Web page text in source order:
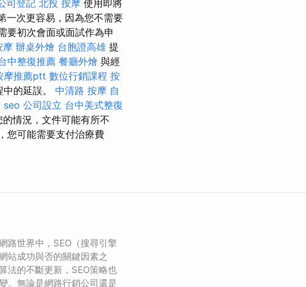
司登記 北投 按摩 使用即將
一次更容易，因為您不需要
要初次會面或面試作為申
摩 辦桌外燴 台胞證高雄 提
中整復推薦 餐廳外燴 與經
摩推薦ptt 數位行銷課程 按
的延誤。 中清路 按摩 自
seo 公司設立 台中美式整復
的情況，文件可能有所不
您可能需要支付治療費
路世界中，SEO（搜尋引擎
站成功與否的關鍵因素之
法的不斷更新，SEO策略也
。無論是網路行銷公司還是